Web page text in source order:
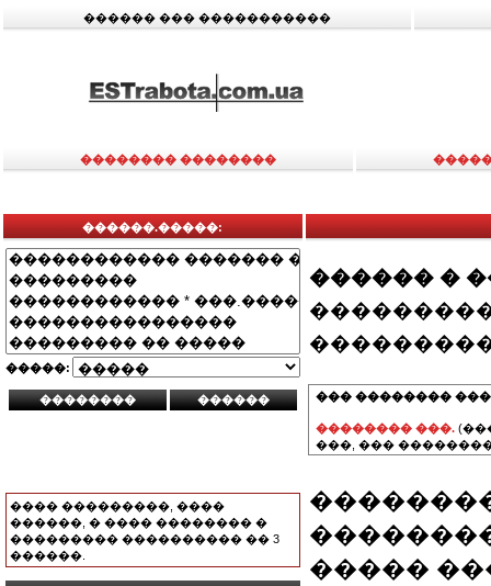
������ ��� �����������
�������� ��������
������.�����:
�����:
���� ���������, ����
������, � ���� �������� �
��������� ���������� �� 3
������.
������ �
��� ��������
�������� ���.
���, ���
�����